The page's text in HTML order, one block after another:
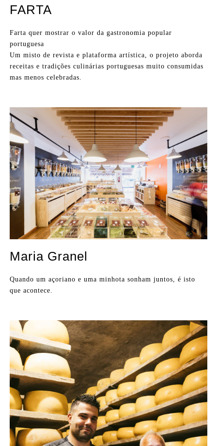
FARTA
Farta quer mostrar o valor da gastronomia popular
portuguesa
Um misto de revista e plataforma artística, o projeto aborda
receitas e tradições culinárias portuguesas muito consumidas
mas menos celebradas.
Maria Granel
Quando um açoriano e uma minhota sonham juntos, é isto
que acontece.